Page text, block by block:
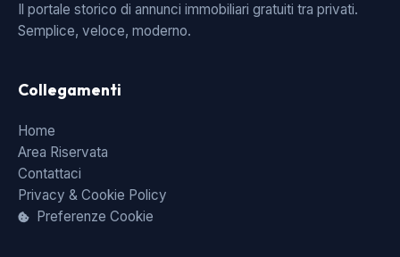
Il portale storico di annunci immobiliari gratuiti tra privati.
Semplice, veloce, moderno.
Collegamenti
Home
Area Riservata
Contattaci
Privacy & Cookie Policy
Preferenze Cookie